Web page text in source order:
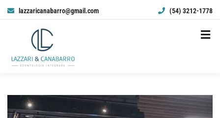
lazzaricanabarro@gmail.com (54) 3212-1778